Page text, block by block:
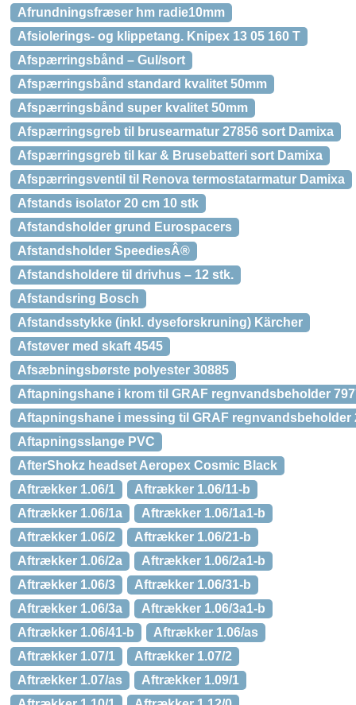
Afrundningsfræser hm radie10mm
Afsiolerings- og klippetang. Knipex 13 05 160 T
Afspærringsbånd – Gul/sort
Afspærringsbånd standard kvalitet 50mm
Afspærringsbånd super kvalitet 50mm
Afspærringsgreb til brusearmatur 27856 sort Damixa
Afspærringsgreb til kar & Brusebatteri sort Damixa
Afspærringsventil til Renova termostatarmatur Damixa
Afstands isolator 20 cm 10 stk
Afstandsholder grund Eurospacers
Afstandsholder SpeediesÂ®
Afstandsholdere til drivhus – 12 stk.
Afstandsring Bosch
Afstandsstykke (inkl. dyseforskruning) Kärcher
Afstøver med skaft 4545
Afsæbningsbørste polyester 30885
Aftapningshane i krom til GRAF regnvandsbeholder
Aftapningshane i messing til GRAF regnvandsbeholder
Aftapningsslange PVC
AfterShokz headset Aeropex Cosmic Black
Aftrækker 1.06/1
Aftrækker 1.06/11-b
Aftrækker 1.06/1a
Aftrækker 1.06/1a1-b
Aftrækker 1.06/2
Aftrækker 1.06/21-b
Aftrækker 1.06/2a
Aftrækker 1.06/2a1-b
Aftrækker 1.06/3
Aftrækker 1.06/31-b
Aftrækker 1.06/3a
Aftrækker 1.06/3a1-b
Aftrækker 1.06/41-b
Aftrækker 1.06/as
Aftrækker 1.07/1
Aftrækker 1.07/2
Aftrækker 1.07/as
Aftrækker 1.09/1